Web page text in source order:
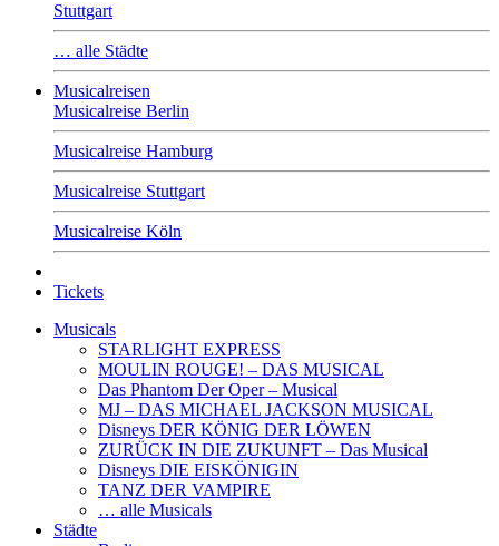
Stuttgart
… alle Städte
Musicalreisen
Musicalreise Berlin
Musicalreise Hamburg
Musicalreise Stuttgart
Musicalreise Köln
Tickets
Musicals
STARLIGHT EXPRESS
MOULIN ROUGE! – DAS MUSICAL
Das Phantom Der Oper – Musical
MJ – DAS MICHAEL JACKSON MUSICAL
Disneys DER KÖNIG DER LÖWEN
ZURÜCK IN DIE ZUKUNFT – Das Musical
Disneys DIE EISKÖNIGIN
TANZ DER VAMPIRE
… alle Musicals
Städte